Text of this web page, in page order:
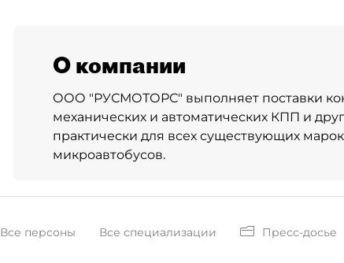
О компании
ООО "РУСМОТОРС" выполняет поставки
механических и автоматических КПП и
практически для всех существующих
микроавтобусов.
Все персоны Все специализации Пресс-досье